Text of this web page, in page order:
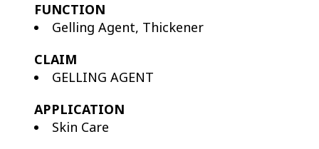
FUNCTION
Gelling Agent, Thickener
CLAIM
GELLING AGENT
APPLICATION
Skin Care